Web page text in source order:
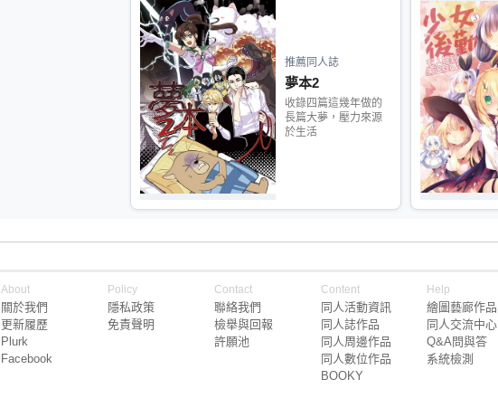
推薦同人誌
夢本2
收錄四篇這幾年做的
長篇大夢，壓力來源
於生活
About
關於我們
更新履歷
Plurk
Facebook
Policy
隱私政策
免責聲明
Contact
聯絡我們
檢舉與回報
許願池
Content
同人活動資訊
同人誌作品
同人周邊作品
同人數位作品
BOOKY
Help
繪圖藝廊作品
同人交流中心
Q&A問與答
系統檢測